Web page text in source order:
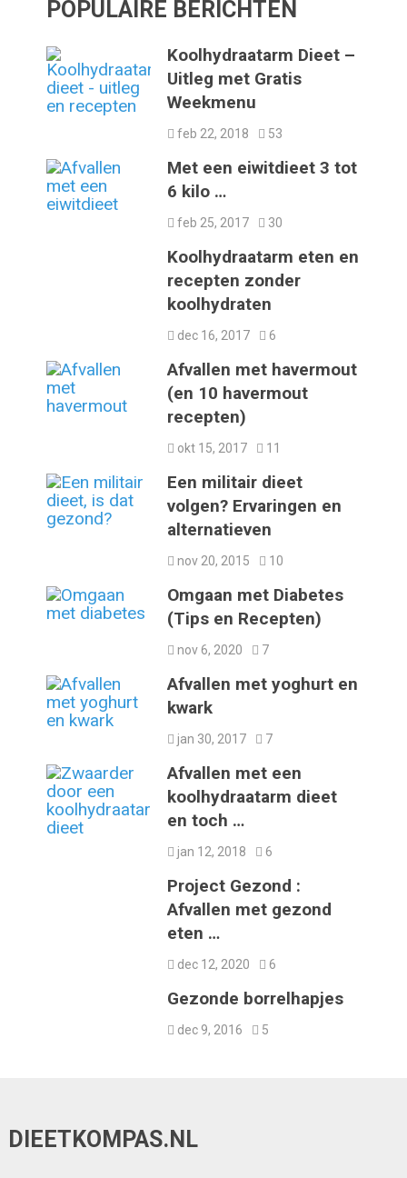
POPULAIRE BERICHTEN
Koolhydraatarm Dieet –
Uitleg met Gratis
Weekmenu
feb 22, 2018 53
Met een eiwitdieet 3 tot
6 kilo …
feb 25, 2017 30
Koolhydraatarm eten en
recepten zonder
koolhydraten
dec 16, 2017 6
Afvallen met havermout
(en 10 havermout
recepten)
okt 15, 2017 11
Een militair dieet
volgen? Ervaringen en
alternatieven
nov 20, 2015 10
Omgaan met Diabetes
(Tips en Recepten)
nov 6, 2020 7
Afvallen met yoghurt en
kwark
jan 30, 2017 7
Afvallen met een
koolhydraatarm dieet
en toch …
jan 12, 2018 6
Project Gezond :
Afvallen met gezond
eten …
dec 12, 2020 6
Gezonde borrelhapjes
dec 9, 2016 5
DIEETKOMPAS.NL